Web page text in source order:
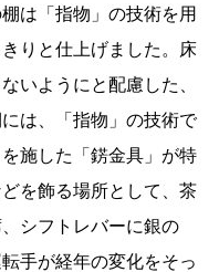
は「指物」の技術を用
りと仕上げました。床
いようにと配慮した、
は、「指物」の技術で
施した「錺金具」が特
を飾る場所として、茶
シフトレバーに銀の
手が経年の変化をそっ